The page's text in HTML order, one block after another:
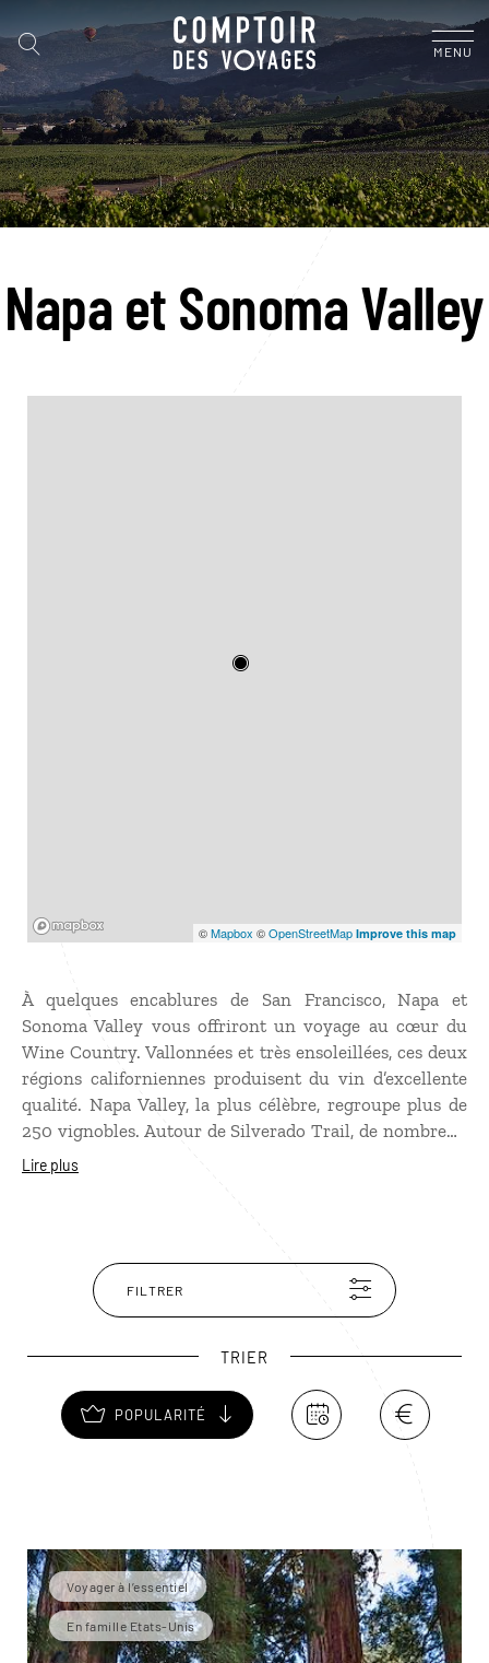
MENU
Napa et Sonoma Valley
©Mapbox ©OpenStreetMap Improve this map
À quelques encablures de San Francisco, Napa et
Sonoma Valley vous offriront un voyage au cœur du
Wine Country. Vallonnées et très ensoleillées, ces deux
régions californiennes produisent du vin d’excellente
qualité. Napa Valley, la plus célèbre, regroupe plus de
250 vignobles. Autour de Silverado Trail, de nombreux
domaines viticoles sont ouverts à la visite. On peut les
wineries,la ville de Sonoma vaut le détour pour ses
constructions de style mexicain dont la Sonoma
Barracks, qui servit de caserne aux soldats mexicains
Lire plus
FILTRER
TRIER
POPULARITÉ
Voyager à l’essentiel
En famille Etats-Unis